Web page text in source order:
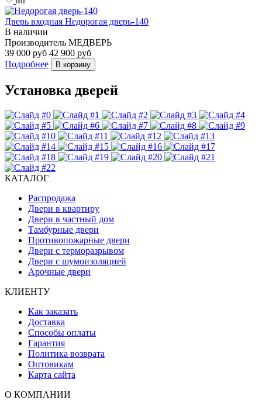
Дверь входная Недорогая дверь-140
В наличии
Производитель МЕДВЕРЬ
39 000 руб 42 900 руб
Подробнее
В корзину
Установка дверей
КАТАЛОГ
Распродажа
Двери в квартиру
Двери в частный дом
Тамбурные двери
Противопожарные двери
Двери с терморазрывом
Двери с шумоизоляцией
Арочные двери
КЛИЕНТУ
Как заказать
Доставка
Способы оплаты
Гарантия
Политика возврата
Оптовикам
Карта сайта
О КОМПАНИИ